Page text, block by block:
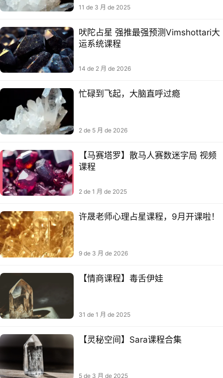
11 de 3 月 de 2025
吠陀占星 强推最强预测Vimshottari大
运系统课程
14 de 2 月 de 2026
忙碌到飞起，大脑直呼过瘾
2 de 5 月 de 2026
【马赛塔罗】散马人‬赛数迷字‬局 视频
课程
2 de 1 月 de 2025
许晟老师心理占星课程，9月开课啦！
9 de 3 月 de 2026
【情商课程】毒舌伊娃
31 de 1 月 de 2025
【灵秘‬空间】Sara课程合集
5 de 3 月 de 2025